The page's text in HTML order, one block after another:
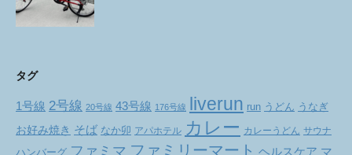
タグ
1号線 2号線 20号線 43号線 176号線 liverun run うどん うなぎ
お好み焼き そば なか卯 アパホテル カレー カレーうどん サウナ
ハンバーグ ファミマ ファミリーマート ヘルスケア マ